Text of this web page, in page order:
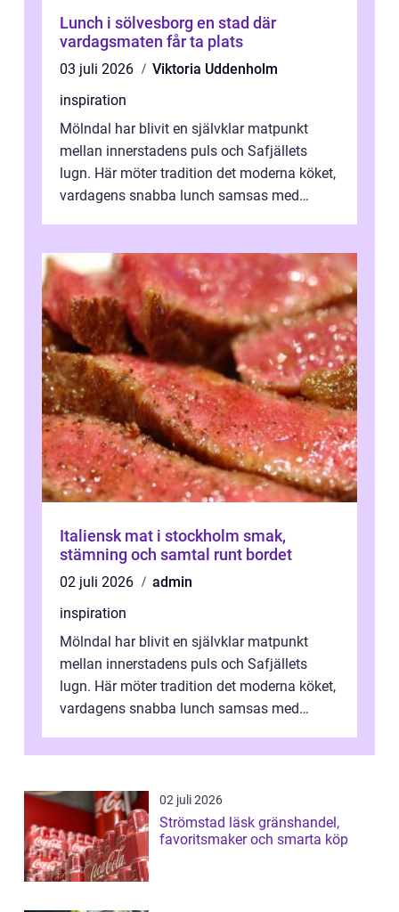
Lunch i sölvesborg en stad där
vardagsmaten får ta plats
03 juli 2026
Viktoria Uddenholm
inspiration
Mölndal har blivit en självklar matpunkt
mellan innerstadens puls och Safjällets
lugn. Här möter tradition det moderna köket,
vardagens snabba lunch samsas med
Italiensk mat i stockholm smak,
stämning och samtal runt bordet
02 juli 2026
admin
inspiration
Mölndal har blivit en självklar matpunkt
mellan innerstadens puls och Safjällets
lugn. Här möter tradition det moderna köket,
vardagens snabba lunch samsas med
02 juli 2026
Strömstad läsk gränshandel,
favoritsmaker och smarta köp